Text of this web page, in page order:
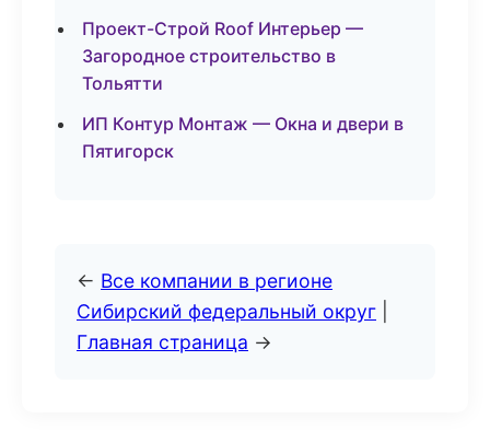
Проект-Строй Roof Интерьер —
Загородное строительство в
Тольятти
ИП Контур Монтаж — Окна и двери в
Пятигорск
← Все компании в регионе
Сибирский федеральный округ
Главная страница →